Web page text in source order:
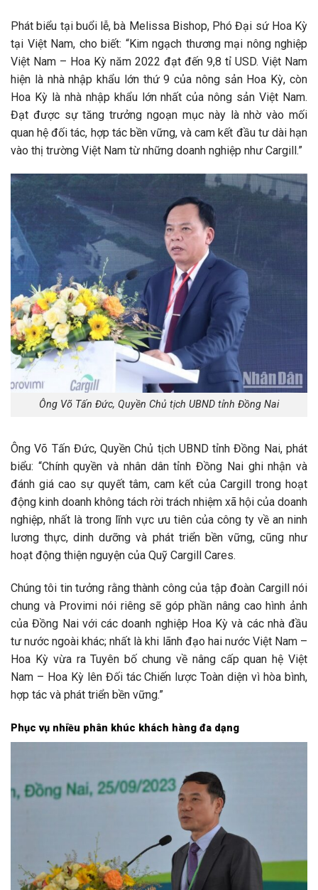
Phát biểu tại buổi lễ, bà Melissa Bishop, Phó Đại sứ Hoa Kỳ
tại Việt Nam, cho biết: “Kim ngạch thương mại nông nghiệp
Việt Nam – Hoa Kỳ năm 2022 đạt đến 9,8 tỉ USD. Việt Nam
hiện là nhà nhập khẩu lớn thứ 9 của nông sản Hoa Kỳ, còn
Hoa Kỳ là nhà nhập khẩu lớn nhất của nông sản Việt Nam.
Đạt được sự tăng trưởng ngoạn mục này là nhờ vào mối
quan hệ đối tác, hợp tác bền vững, và cam kết đầu tư dài hạn
vào thị trường Việt Nam từ những doanh nghiệp như Cargill.”
Ông Võ Tấn Đức, Quyền Chủ tịch UBND tỉnh Đồng Nai
Ông Võ Tấn Đức, Quyền Chủ tịch UBND tỉnh Đồng Nai, phát
biểu: “Chính quyền và nhân dân tỉnh Đồng Nai ghi nhận và
đánh giá cao sự quyết tâm, cam kết của Cargill trong hoạt
động kinh doanh không tách rời trách nhiệm xã hội của doanh
nghiệp, nhất là trong lĩnh vực ưu tiên của công ty về an ninh
lương thực, dinh dưỡng và phát triển bền vững, cũng như
hoạt động thiện nguyện của Quỹ Cargill Cares.
Chúng tôi tin tưởng rằng thành công của tập đoàn Cargill nói
chung và Provimi nói riêng sẽ góp phần nâng cao hình ảnh
của Đồng Nai với các doanh nghiệp Hoa Kỳ và các nhà đầu
tư nước ngoài khác; nhất là khi lãnh đạo hai nước Việt Nam –
Hoa Kỳ vừa ra Tuyên bố chung về nâng cấp quan hệ Việt
Nam – Hoa Kỳ lên Đối tác Chiến lược Toàn diện vì hòa bình,
hợp tác và phát triển bền vững.”
Phục vụ nhiều phân khúc khách hàng đa dạng